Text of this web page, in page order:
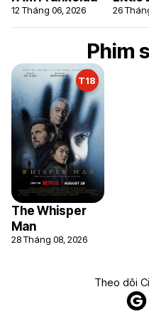
12 Tháng 06, 2026 26
Phim
T18
The Whisper
Man
28 Tháng 08, 2026
Theo dõi